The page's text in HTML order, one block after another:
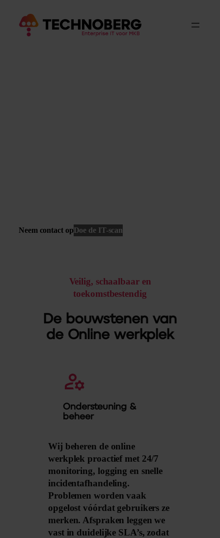
Neem contact opDoe de IT-scan
Veilig, schaalbaar en
toekomstbestendig
De bouwstenen van
de Online werkplek
Ondersteuning &
beheer
Wij beheren de online
werkplek proactief met 24/7
monitoring, logging en snelle
incidentafhandeling.
Problemen worden vaak
opgelost vóórdat gebruikers ze
merken. Afspraken leggen we
vast in duidelijke SLA’s, zodat